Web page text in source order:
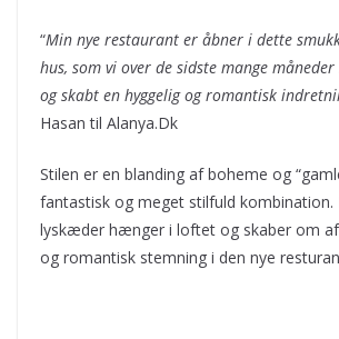
“Min nye restaurant er åbner i dette
hus, som vi over de sidste mange
og skabt en hyggelig og romantisk
Hasan til Alanya.Dk
Stilen er en blanding af boheme og
fantastisk og meget stilfuld kombination.
lyskæder hænger i loftet og skaber om
og romantisk stemning i den nye